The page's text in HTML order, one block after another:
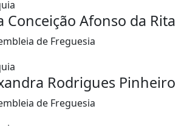
Conceição Afonso da Rita
de Freguesia
Rodrigues Pinheiro
de Freguesia